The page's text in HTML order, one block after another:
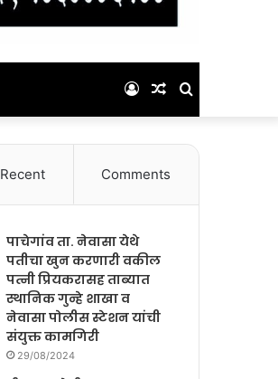
Search
Random
Article
Log
In
Recent Comments
पाचेगांव ता. नेवासा येथे
पतीचा खुन करणारी वकील
पत्नी प्रियकरासह ताब्यात
स्थानिक गुन्हे शाखा व
नेवासा पोलीस स्टेशन यांची
संयुक्त कामगिरी
29/08/2024